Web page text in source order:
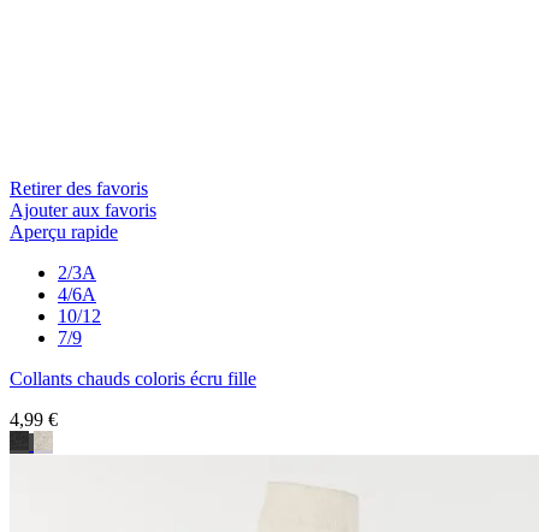
Retirer des favoris
Ajouter aux favoris
Aperçu rapide
2/3A
4/6A
10/12
7/9
Collants chauds coloris écru fille
4,99 €